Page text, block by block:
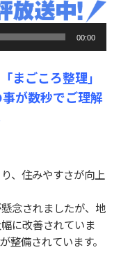
00:00
まごころ整理」
が数秒でご理解
、住みやすさが向上
念されましたが、地
に改善されていま
整備されています。